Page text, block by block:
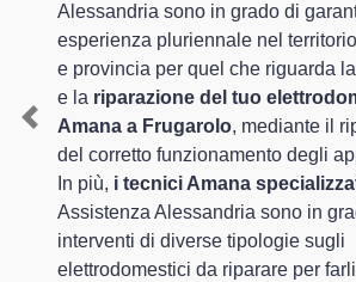
Alessandria sono in grado di
esperienza pluriennale nel
e provincia per quel che riguarda
e la riparazione del tuo
Amana a Frugarolo, mediante il
del corretto funzionamento degli
In più, i tecnici Amana
Assistenza Alessandria sono in
interventi di diverse tipologie sugli
elettrodomestici da riparare per
Previous